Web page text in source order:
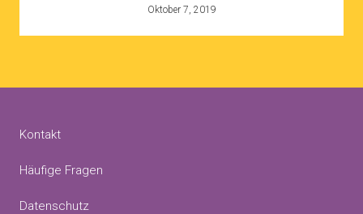
Oktober 7, 2019
Kontakt
Häufige Fragen
Datenschutz